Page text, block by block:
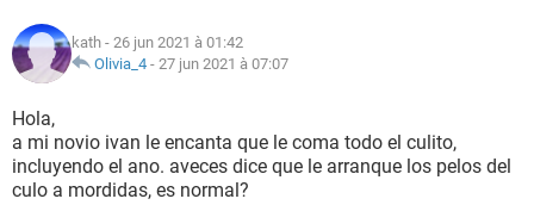
NUTRICIÓN
BIENESTAR
SEXUALIDAD
kath - 26 jun 2021 à 01:42
Olivia_4 - 27 jun 2021 à 07:07
Hola,
a mi novio ivan le encanta que le coma todo el culito,
incluyendo el ano. aveces dice que le arranque los pelos del
culo a mordidas, es normal?